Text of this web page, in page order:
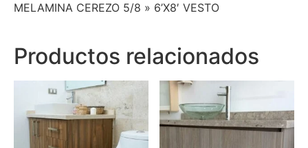
MELAMINA CEREZO 5/8 » 6’X8′ VESTO
Productos relacionados